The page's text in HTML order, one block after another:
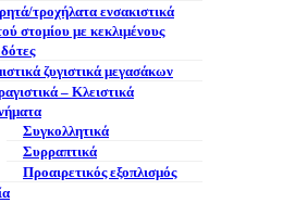
τροχήλατα ενσακιστικά
στομίου με κεκλιμένους
ζυγιστικά μεγασάκων
– Κλειστικά
Συγκολλητικά
Συρραπτικά
Προαιρετικός εξοπλισμός